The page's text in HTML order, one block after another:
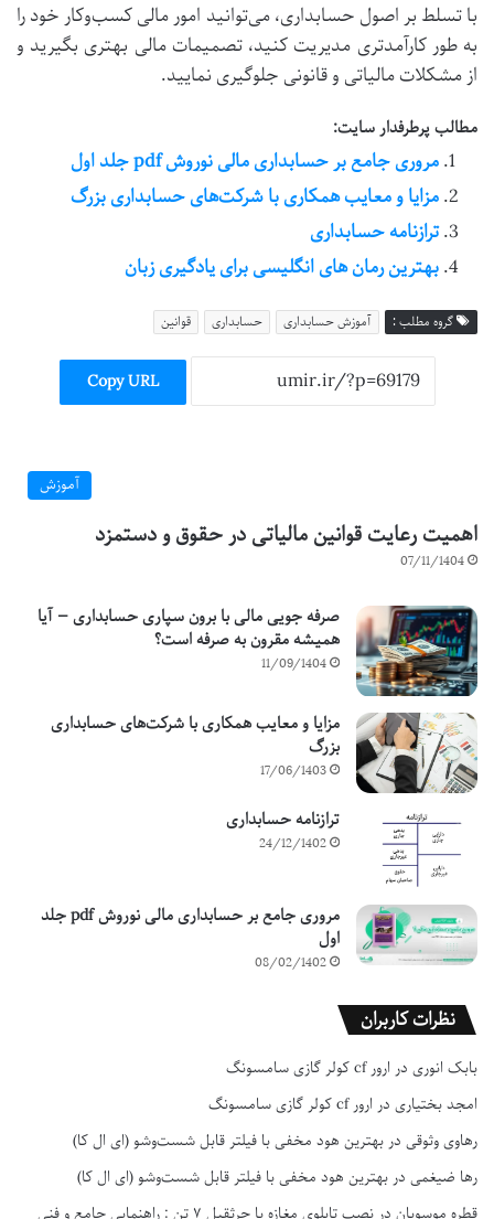
با تسلط بر اصول حسابداری، می‌توانید امور مالی کسب‌وکار خود را
به طور کارآمدتری مدیریت کنید، تصمیمات مالی بهتری بگیرید و
از مشکلات مالیاتی و قانونی جلوگیری نمایید.
مطالب پرطرفدار سایت:
مروری جامع بر حسابداری مالی نوروش pdf جلد اول
مزایا و معایب همکاری با شرکت‌های حسابداری بزرگ
ترازنامه حسابداری
بهترین رمان های انگلیسی برای یادگیری زبان
گروه مطلب : آموزش حسابداری حسابداری قوانین
Copy URL
آموزش
اهمیت رعایت قوانین مالیاتی در حقوق و دستمزد
07/11/1404
صرفه جویی مالی با برون سپاری حسابداری — آیا
همیشه مقرون به صرفه است؟
11/09/1404
مزایا و معایب همکاری با شرکت‌های حسابداری
بزرگ
17/06/1403
ترازنامه حسابداری
24/12/1402
مروری جامع بر حسابداری مالی نوروش pdf جلد
اول
08/02/1402
نظرات کاربران
بابک انوری در ارور cf کولر گازی سامسونگ
امجد بختیاری در ارور cf کولر گازی سامسونگ
رهاوی وثوقی دربهترین هود مخفی با فیلتر قابل شست‌وشو (ای ال کا)
رها ضیغمی دربهترین هود مخفی با فیلتر قابل شست‌وشو (ای ال کا)